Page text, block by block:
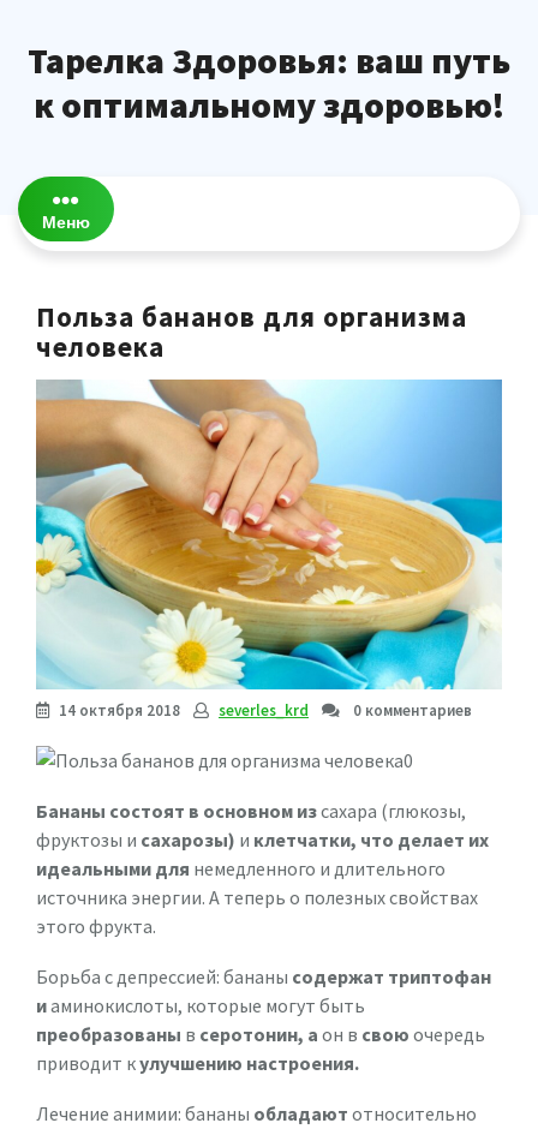
содержимому
Тарелка Здоровья: ваш путь
к оптимальному здоровью!
Меню
Польза бананов для организма
человека
14 октября 2018 severles_krd 0 комментариев
Бананы состоят в основном изсахара (глюкозы,
фруктозы и сахарозы) и клетчатки, что делает их
идеальными для немедленного и длительного
источника энергии. А теперь о полезных свойствах
этого фрукта.
Борьба с депрессией: бананы содержат триптофан
иаминокислоты, которые могут быть
преобразованы в серотонин, а он в свою очередь
приводит кулучшению настроения.
Лечение анимии: бананы обладают относительно